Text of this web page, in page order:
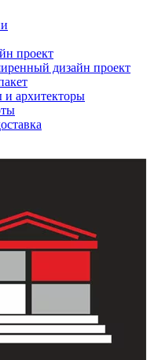
проект
дизайн проект
и архитекторы